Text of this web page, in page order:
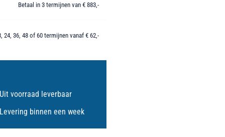
Betaal in 3 termijnen van € 883,-
24, 36, 48 of 60 termijnen vanaf € 62,-
Uit voorraad leverbaar
Levering binnen een week